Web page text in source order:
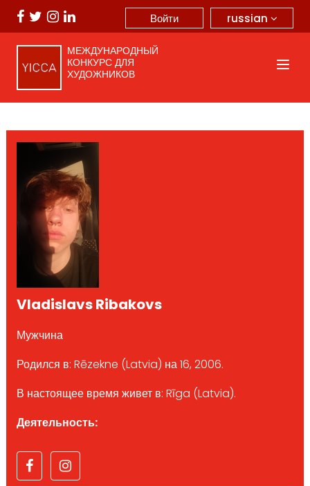
russian
Войти
МЕЖДУНАРОДНЫЙ
КОНКУРС ДЛЯ
ХУДОЖНИКОВ
Vladislavs Ribakovs
Мужчина
Родился в: Rēzekne (Latvia) на 16, 2006.
В настоящее время живет в: Rīga (Latvia).
Деятельность: